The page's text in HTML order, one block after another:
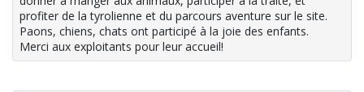
profiter de la tyrolienne et du parcours aventure sur le site.
Paons, chiens, chats ont participé à la joie des enfants.
Merci aux exploitants pour leur accueil!